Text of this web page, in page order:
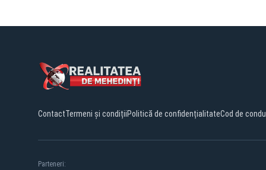
ContactTermeni și condițiiPolitică de confidențialitateCod de
Parteneri: